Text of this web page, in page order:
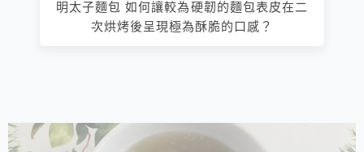
明太子麵包 如何讓較為硬韌的麵包表皮在二
次烘烤後呈現極為酥脆的口感？
相連文章